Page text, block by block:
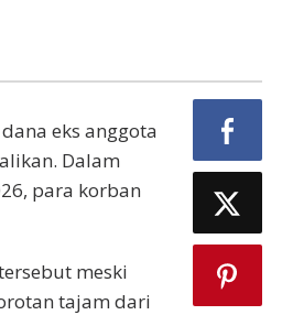
eks anggota
Dalam
para korban
meski
tajam dari